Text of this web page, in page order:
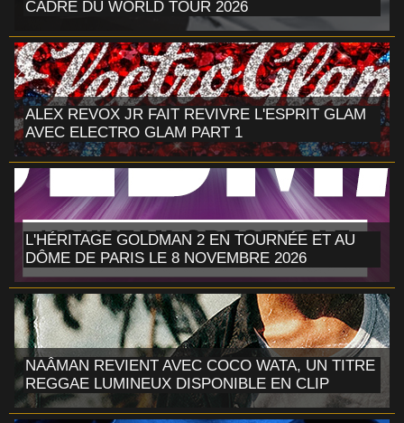
CADRE DU WORLD TOUR 2026
ALEX REVOX JR FAIT REVIVRE L'ESPRIT GLAM
AVEC ELECTRO GLAM PART 1
L'HÉRITAGE GOLDMAN 2 EN TOURNÉE ET AU
DÔME DE PARIS LE 8 NOVEMBRE 2026
NAÂMAN REVIENT AVEC COCO WATA, UN TITRE
REGGAE LUMINEUX DISPONIBLE EN CLIP